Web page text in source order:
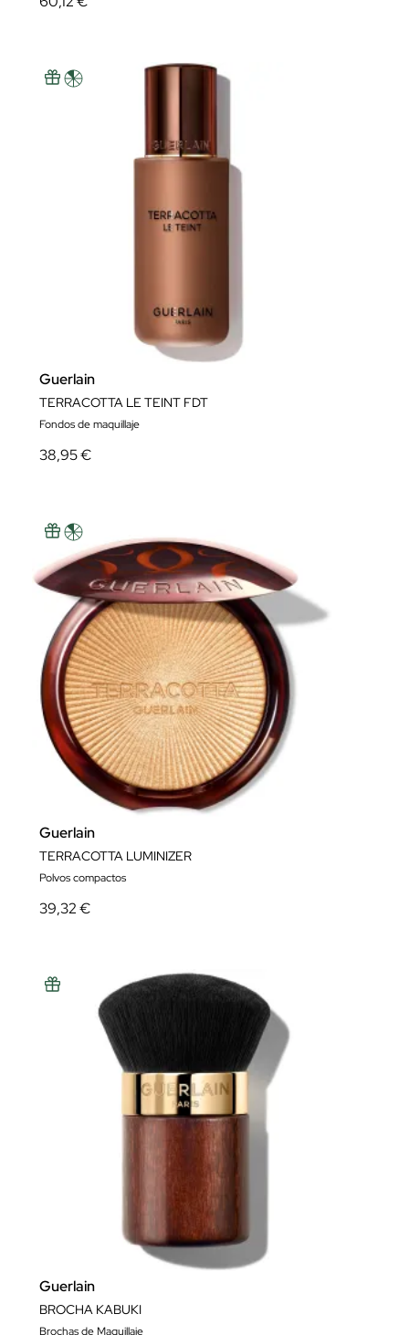
Guerlain
TERRACOTTA LE TEINT FDT
Fondos de maquillaje
38,95 €
Guerlain
TERRACOTTA LUMINIZER
Polvos compactos
39,32 €
Guerlain
BROCHA KABUKI
Brochas de Maquillaje